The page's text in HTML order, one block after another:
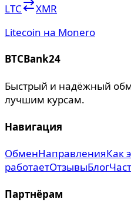
LTC
XMR
Litecoin на Monero
BTCBank24
Быстрый и надёжный
лучшим курсам.
Навигация
ОбменНаправленияКак
работаетОтзывыБлог
Партнёрам